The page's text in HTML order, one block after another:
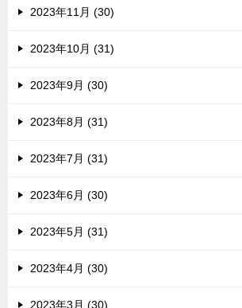
2023年11月 (30)
2023年10月 (31)
2023年9月 (30)
2023年8月 (31)
2023年7月 (31)
2023年6月 (30)
2023年5月 (31)
2023年4月 (30)
2023年3月 (30)